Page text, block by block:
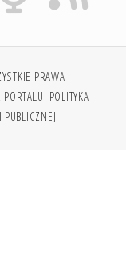
PRAWA
POLITYKA